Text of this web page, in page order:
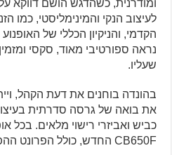
ומודרנית, כשהדגש הושם דווקא
לעיצוב הנקי והמינימליסטי, כמו
הקדמי, והניקיון הכללי של
נראה ספורטיבי מאוד, סקסי
שעליו.
בהונדה בוחנים את דעת הקהל,
את בואה של גרסה סדרתית
כביש ואביזרי רישוי מלאים. בכל
CB650F החדש, כולל הפרונט ההפוך – אנחנו ממש בעד!